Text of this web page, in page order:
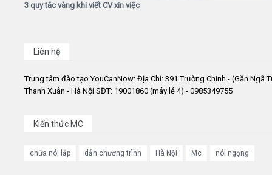
3 quy tắc vàng khi viết CV xin việc
Liên hệ
Trung tâm đào tạo YouCanNow: Địa Chỉ: 391 Trường Chinh - (Gần Ngã
Thanh Xuân - Hà Nội SĐT: 19001860 (máy lẻ 4) - 0985349755
Kiến thức MC
chữa nói lắp dẫn chương trình Hà Nội Mc nói ngọng